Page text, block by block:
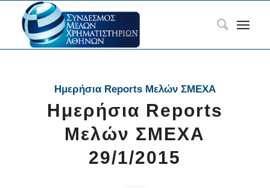
Ημερήσια Reports Μελών ΣΜΕΧΑ
Ημερήσια Reports
Μελών ΣΜΕΧΑ
29/1/2015